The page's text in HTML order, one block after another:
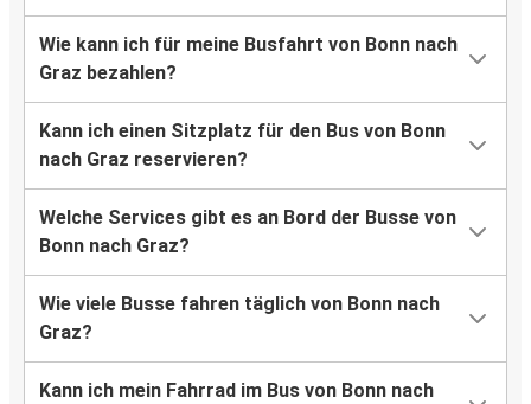
Wie kann ich für meine Busfahrt von Bonn nach
Graz bezahlen?
Kann ich einen Sitzplatz für den Bus von Bonn
nach Graz reservieren?
Welche Services gibt es an Bord der Busse von
Bonn nach Graz?
Wie viele Busse fahren täglich von Bonn nach
Graz?
Kann ich mein Fahrrad im Bus von Bonn nach